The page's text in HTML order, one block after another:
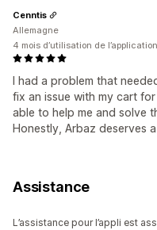
I had a problem that
fix an issue with my cart
able to help me and solve
Honestly, Arbaz deserves
Cenntis
Allemagne
4 mois d’utilisation de l’application
Assistance
L’assistance pour l’appli est